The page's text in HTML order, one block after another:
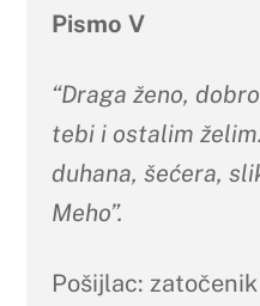
Pismo V
“Draga ženo,
tebi i ostalim
duhana, šećera,
Meho”.
Pošijlac: